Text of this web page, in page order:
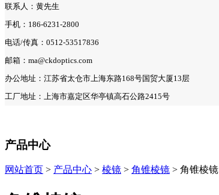
联系人：黄先生
手机：186-6231-2800
电话/传真：0512-53517836
邮箱：ma@ckdoptics.com
办公地址：江苏省太仓市上海东路168号国贸大厦13层
工厂地址：上海市嘉定区华亭镇高石公路2415号
产品中心
网站首页 > 产品中心 > 棱镜 > 角锥棱镜 > 角锥棱镜